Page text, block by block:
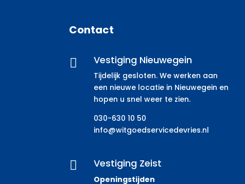
Contact
 Vestiging Nieuwegein
Tijdelijk gesloten. We werken aan
een nieuwe locatie in Nieuwegein en
hopen u snel weer te zien.
030-630 10 50
info@witgoedservicedevries.nl
 Vestiging Zeist
Openingstijden